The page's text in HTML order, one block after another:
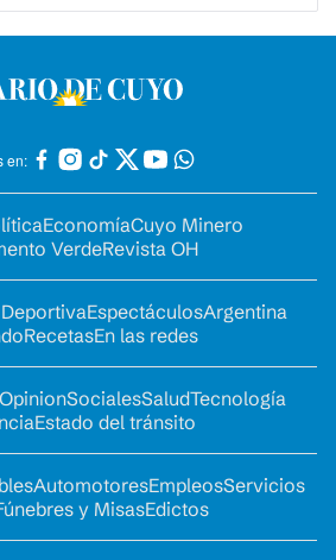
en:
EconomíaCuyo Minero
VerdeRevista OH
EspectáculosArgentina
RecetasEn las redes
SocialesSaludTecnología
Estado del tránsito
AutomotoresEmpleosServicios
y MisasEdictos